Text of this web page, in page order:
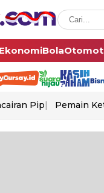
EkonomiBola
Pip Pemain